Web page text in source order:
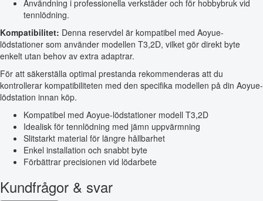
Användning i professionella verkstäder och för hobbybruk vid
tennlödning.
Kompatibilitet: Denna reservdel är kompatibel med Aoyue-
lödstationer som använder modellen T3,2D, vilket gör direkt byte
enkelt utan behov av extra adaptrar.
För att säkerställa optimal prestanda rekommenderas att du
kontrollerar kompatibiliteten med den specifika modellen på din Aoyue-
lödstation innan köp.
Kompatibel med Aoyue-lödstationer modell T3,2D
Idealisk för tennlödning med jämn uppvärmning
Slitstarkt material för längre hållbarhet
Enkel installation och snabbt byte
Förbättrar precisionen vid lödarbete
Kundfrågor & svar